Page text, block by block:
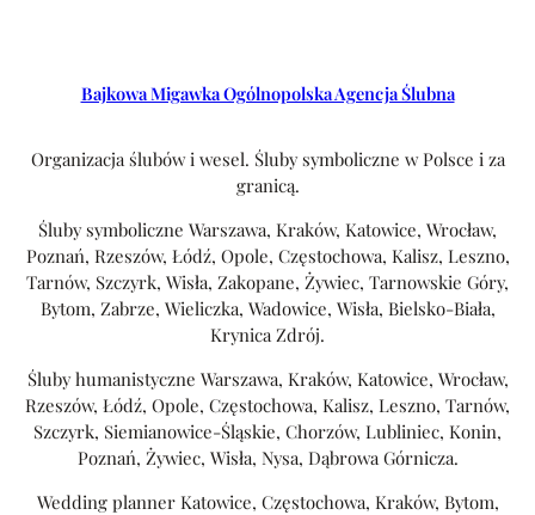
Bajkowa Migawka Ogólnopolska Agencja Ślubna
Organizacja ślubów i wesel. Śluby symboliczne w Polsce i za
granicą.
Śluby symboliczne Warszawa, Kraków, Katowice, Wrocław,
Poznań, Rzeszów, Łódź, Opole, Częstochowa, Kalisz, Leszno,
Tarnów, Szczyrk, Wisła, Zakopane, Żywiec, Tarnowskie Góry,
Bytom, Zabrze, Wieliczka, Wadowice, Wisła, Bielsko-Biała,
Krynica Zdrój.
Śluby humanistyczne Warszawa, Kraków, Katowice, Wrocław,
Rzeszów, Łódź, Opole, Częstochowa, Kalisz, Leszno, Tarnów,
Szczyrk, Siemianowice-Śląskie, Chorzów, Lubliniec, Konin,
Poznań, Żywiec, Wisła, Nysa, Dąbrowa Górnicza.
Wedding planner Katowice, Częstochowa, Kraków, Bytom,